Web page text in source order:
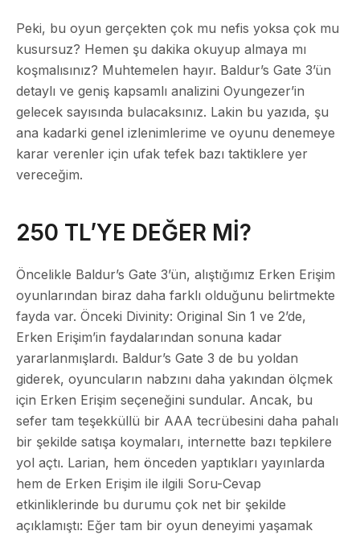
Peki, bu oyun gerçekten çok mu nefis yoksa çok mu
kusursuz? Hemen şu dakika okuyup almaya mı
koşmalısınız? Muhtemelen hayır. Baldur’s Gate 3’ün
detaylı ve geniş kapsamlı analizini Oyungezer’in
gelecek sayısında bulacaksınız. Lakin bu yazıda, şu
ana kadarki genel izlenimlerime ve oyunu denemeye
karar verenler için ufak tefek bazı taktiklere yer
vereceğim.
250 TL’YE DEĞER Mİ?
Öncelikle Baldur’s Gate 3’ün, alıştığımız Erken Erişim
oyunlarından biraz daha farklı olduğunu belirtmekte
fayda var. Önceki Divinity: Original Sin 1 ve 2’de,
Erken Erişim’in faydalarından sonuna kadar
yararlanmışlardı. Baldur’s Gate 3 de bu yoldan
giderek, oyuncuların nabzını daha yakından ölçmek
için Erken Erişim seçeneğini sundular. Ancak, bu
sefer tam teşekküllü bir AAA tecrübesini daha pahalı
bir şekilde satışa koymaları, internette bazı tepkilere
yol açtı. Larian, hem önceden yaptıkları yayınlarda
hem de Erken Erişim ile ilgili Soru-Cevap
etkinliklerinde bu durumu çok net bir şekilde
açıklamıştı: Eğer tam bir oyun deneyimi yaşamak